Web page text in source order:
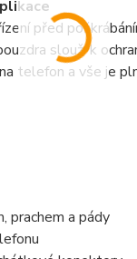
před
slouží k
telefon a vše je
prachem a pády